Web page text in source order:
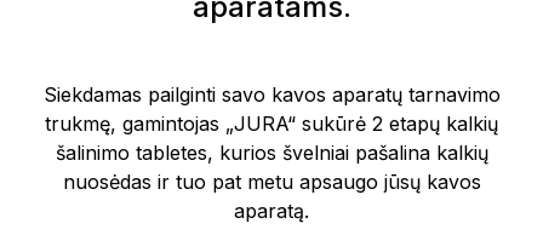
Siekdamas pailginti savo kavos aparatų tarnavimo
trukmę, gamintojas „JURA“ sukūrė 2 etapų kalkių
šalinimo tabletes, kurios švelniai pašalina kalkių
nuosėdas ir tuo pat metu apsaugo jūsų kavos
aparatą.